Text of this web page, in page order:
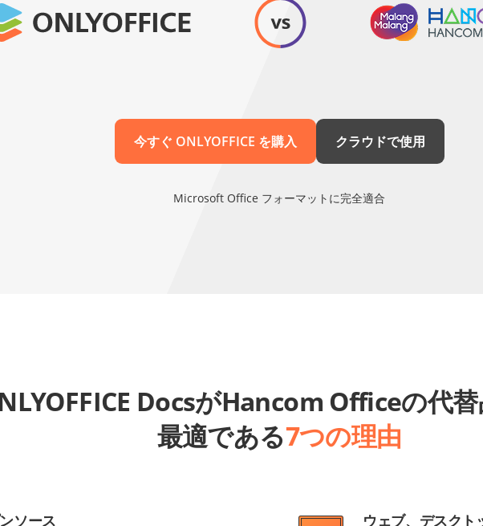
今すぐ ONLYOFFICE を購入 クラウドで使用
Microsoft Office フォーマットに完全適合
DocsがHancom Officeの代
最適である7つの理由
ソース ウェブ、デスクト